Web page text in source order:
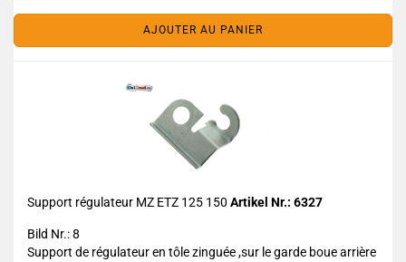
AJOUTER AU PANIER
Support régulateur MZ ETZ 125 150 Artikel Nr.: 6327
Bild Nr.: 8
Support de régulateur en tôle zinguée ,sur le garde boue arrière